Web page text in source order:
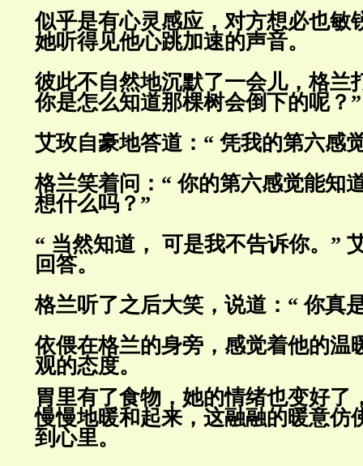
似乎是有心灵感应，对方想必也敏
她听得见他心跳加速的声音。
彼此不自然地沉默了一会儿，格兰
你是怎么知道那棵树会倒下的呢？”
艾玫自豪地答道：“ 凭我的第六感
格兰笑着问：“ 你的第六感觉能知
想什么吗？”
“ 当然知道， 可是我不告诉你。”
回答。
格兰听了之后大笑，说道：“ 你真
依偎在格兰的身旁，感觉着他的温
观的态度。
胃里有了食物，她的情绪也变好了
慢慢地暖和起来，这融融的暖意仿
到心里。